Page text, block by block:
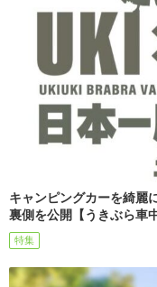
キャンピングカーを綺麗
裏側を公開【うきぶら車
特集